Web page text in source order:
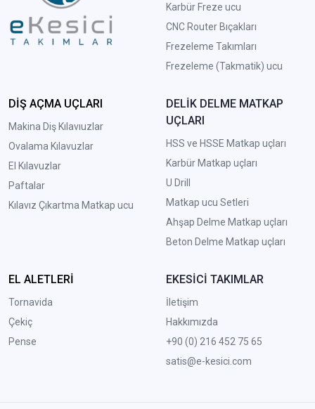
Karbür Freze ucu
CNC Router Bıçakları
Frezeleme Takımları
Frezeleme (Takmatik) ucu
DİŞ AÇMA UÇLARI
Makina Diş Kılavıuzlar
Ovalama Kılavuzlar
El Kılavuzlar
Paftalar
Kılavız Çıkartma Matkap ucu
DELİK DELME MATKAP
UÇLARI
HSS ve HSSE Matkap uçları
Karbür Matkap uçları
U Drill
Matkap ucu Setleri
Ahşap Delme Matkap uçları
Beton Delme Matkap uçları
EL ALETLERİ
Tornavida
Çekiç
Pense
EKESİCİ TAKIMLAR
İletişim
Hakkımızda
+90 (0) 216 452 75 65
satis@e-kesici.com